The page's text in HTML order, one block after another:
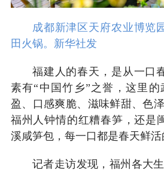
成都新津区天府农业博览
田火锅。新华社发
福建人的春天，是从一口
素有“中国竹乡”之誉，这里
盈、口感爽脆、滋味鲜甜、色
福州人钟情的红糟春笋，还是
溪咸笋包，每一口都是春天鲜活
记者走访发现，福州各大